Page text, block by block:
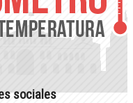
sociales